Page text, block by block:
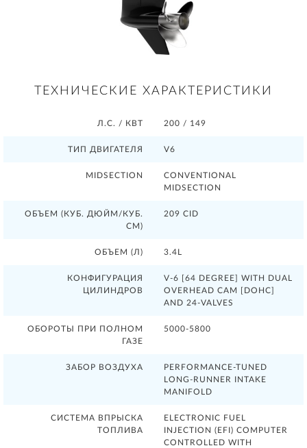
ТЕХНИЧЕСКИЕ ХАРАКТЕРИСТИКИ
Л.С. / КВТ 200 / 149
ТИП ДВИГАТЕЛЯ V6
MIDSECTION
CONVENTIONAL
MIDSECTION
ОБЪЕМ (КУБ. ДЮЙМ/КУБ.
СМ)
209 CID
ОБЪЕМ (Л) 3.4L
КОНФИГУРАЦИЯ
ЦИЛИНДРОВ
V-6 [64 DEGREE] WITH DUAL
OVERHEAD CAM [DOHC]
AND 24-VALVES
ОБОРОТЫ ПРИ ПОЛНОМ
ГАЗЕ
5000-5800
ЗАБОР ВОЗДУХА
PERFORMANCE-TUNED
LONG-RUNNER INTAKE
MANIFOLD
СИСТЕМА ВПРЫСКА
ТОПЛИВА
ELECTRONIC FUEL
INJECTION (EFI) COMPUTER
CONTROLLED WITH